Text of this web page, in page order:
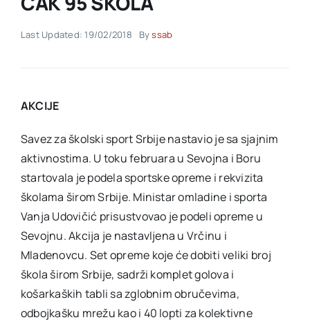
Akti SSAB
Last Updated: 19/02/2018 Byssab
AKCIJE
Savez za školski sport Srbije nastavio je sa sjajnim
aktivnostima. U toku februara u Sevojna i Boru
startovala je podela sportske opreme i rekvizita
školama širom Srbije. Ministar omladine i sporta
Vanja Udovičić prisustvovao je podeli opreme u
Sevojnu. Akcija je nastavljena u Vrčinu i
Mladenovcu. Set opreme koje će dobiti veliki broj
škola širom Srbije, sadrži komplet golova i
košarkaških tabli sa zglobnim obručevima,
odbojkašku mrežu kao i 40 lopti za kolektivne